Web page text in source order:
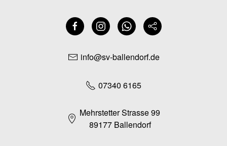
info@sv-ballendorf.de
07340 6165
Mehrstetter Strasse 99
89177 Ballendorf